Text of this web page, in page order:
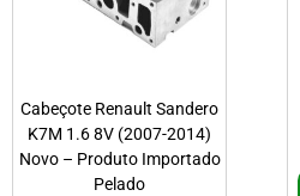
Cabeçote Renault Sandero
K7M 1.6 8V (2007-2014)
Novo – Produto Importado
Pelado